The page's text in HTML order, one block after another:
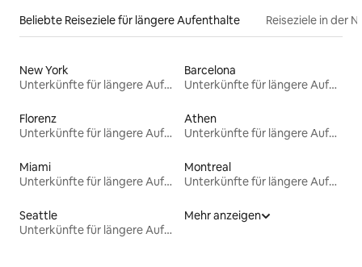
Beliebte Reiseziele für längere Aufenthalte Reiseziele in der
New York
Unterkünfte für längere Aufenthalte
Barcelona
Unterkünfte für längere Aufenthalte
Florenz
Unterkünfte für längere Aufenthalte
Athen
Unterkünfte für längere Aufenthalte
Miami
Unterkünfte für längere Aufenthalte
Montreal
Unterkünfte für längere Aufenthalte
Seattle
Unterkünfte für längere Aufenthalte
Mehr anzeigen